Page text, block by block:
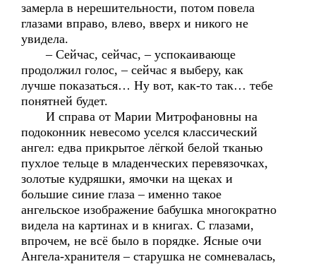
замерла в нерешительности, потом повела
глазами вправо, влево, вверх и никого не
увидела.
– Сейчас, сейчас, – успокаивающе
продолжил голос, – сейчас я выберу, как
лучше показаться… Ну вот, как-то так… тебе
понятней будет.
И справа от Марии Митрофановны на
подоконник невесомо уселся классический
ангел: едва прикрытое лёгкой белой тканью
пухлое тельце в младенческих перевязочках,
золотые кудряшки, ямочки на щеках и
большие синие глаза – именно такое
ангельское изображение бабушка многократно
видела на картинах и в книгах. С глазами,
впрочем, не всё было в порядке. Ясные очи
Ангела-хранителя – старушка не сомневалась,